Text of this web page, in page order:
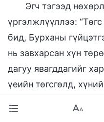
Эгч тэгээд
үргэлжлүүллээ:
бид, Бурханы
нь завхарсан хүн
дагуу явагддагийг
үеийн төгсгөлд,
Хүн Еховагийн